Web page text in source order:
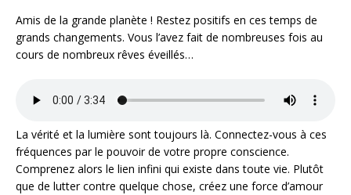
Amis de la grande planète ! Restez positifs en ces temps de
grands changements. Vous l’avez fait de nombreuses fois au
cours de nombreux rêves éveillés…
La vérité et la lumière sont toujours là. Connectez-vous à ces
fréquences par le pouvoir de votre propre conscience.
Comprenez alors le lien infini qui existe dans toute vie. Plutôt
que de lutter contre quelque chose, créez une force d’amour